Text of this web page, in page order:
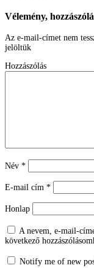
Vélemény,
Az e-mail-címet nem
jelöltük
Hozzászólás
Név *
E-mail cím *
Honlap
A nevem, e-mail-
következő
Notify me of new